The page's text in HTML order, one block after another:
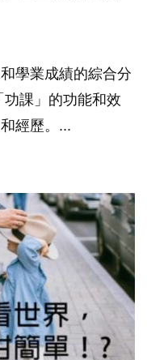
學業成績的綜合分
課」的功能和效
經歷。...